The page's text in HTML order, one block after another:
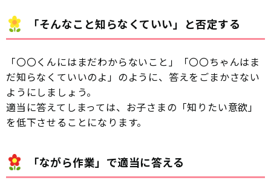
「そんなこと知らなくていい」と否定する
「〇〇くんにはまだわからないこと」「〇〇ちゃんはま
だ知らなくていいのよ」のように、答えをごまかさない
ようにしましょう。
適当に答えてしまっては、お子さまの「知りたい意欲」
を低下させることになります。
「ながら作業」で適当に答える